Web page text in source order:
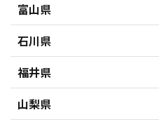
富山県
石川県
福井県
山梨県